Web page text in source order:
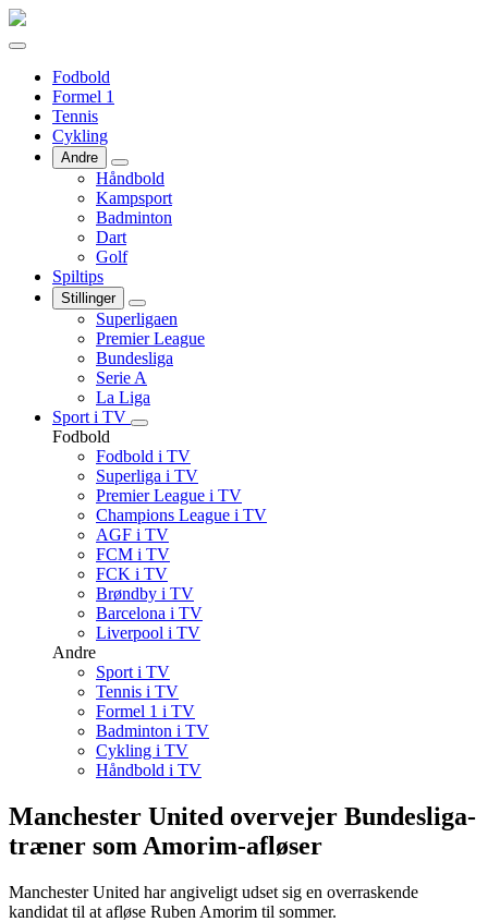
Fodbold
Formel 1
Tennis
Cykling
Andre
Håndbold
Kampsport
Badminton
Dart
Golf
Spiltips
Stillinger
Superligaen
Premier League
Bundesliga
Serie A
La Liga
Sport i TV
Fodbold
Fodbold i TV
Superliga i TV
Premier League i TV
Champions League i TV
AGF i TV
FCM i TV
FCK i TV
Brøndby i TV
Barcelona i TV
Liverpool i TV
Andre
Sport i TV
Tennis i TV
Formel 1 i TV
Badminton i TV
Cykling i TV
Håndbold i TV
Manchester United overvejer Bundesliga-
træner som Amorim-afløser
Manchester United har angiveligt udset sig en overraskende
kandidat til at afløse Ruben Amorim til sommer.